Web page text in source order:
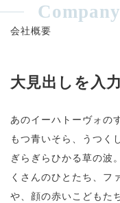
Company
会社概要
大見出しを入
あのイーハトーヴォの
もつ青いそら、うつく
ぎらぎらひかる草の波
くさんのひとたち、フ
や、顔の赤いこどもた